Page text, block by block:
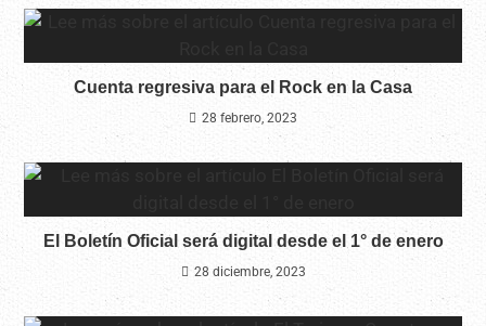
Cuenta regresiva para el Rock en la Casa
28 febrero, 2023
El Boletín Oficial será digital desde el 1° de enero
28 diciembre, 2023